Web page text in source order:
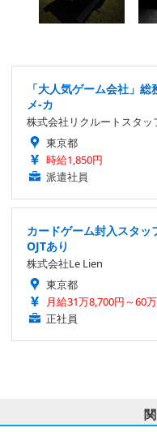
「大人気ゲーム会社」
メ-カ
株式会社リクルートスタッ
東京都
時給1,850円
派遣社員
カードゲーム封入スタ
OJTあり
株式会社Le Lien
東京都
月給31万8,700円～60
正社員